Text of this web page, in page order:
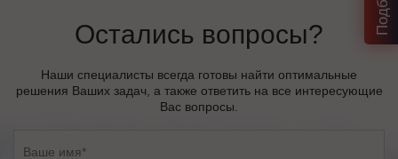
Остались вопросы?
Наши специалисты всегда готовы найти оптимальные
решения Ваших задач, а также ответить на все интересующие
Вас вопросы.